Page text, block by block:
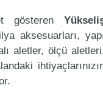
gösteren
aksesuarları,
aletler, ölçü